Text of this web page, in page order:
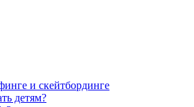
и скейтбординге
детям?